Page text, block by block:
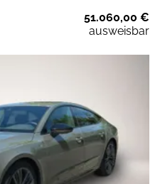
51.060,00 €
ausweisbar